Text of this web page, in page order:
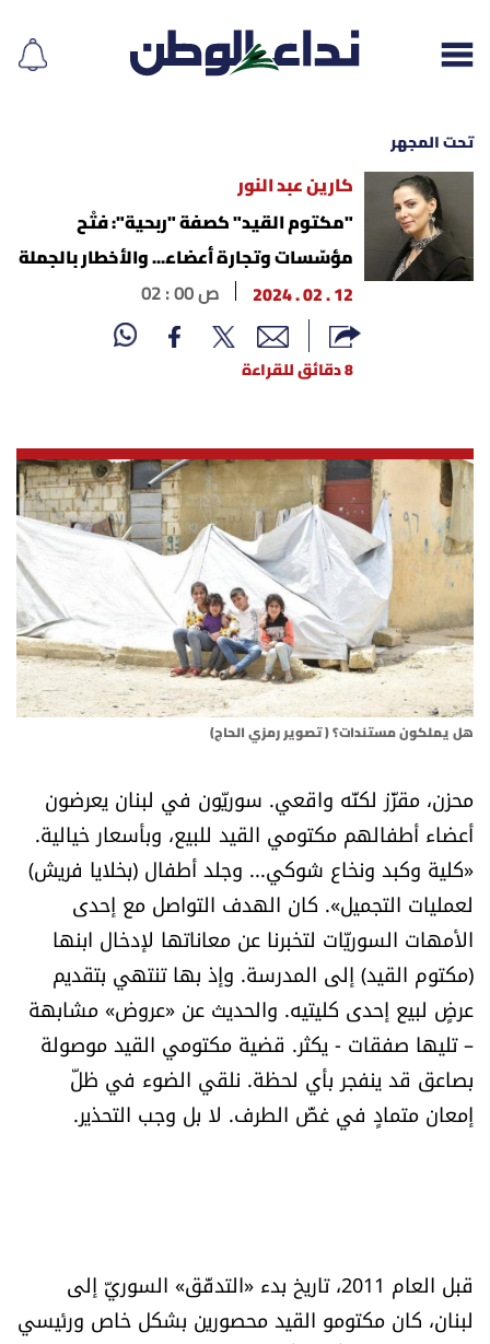
إقرأ الجريدة
لبنان
محليات
أسرار
متفرقات
نداء القرّاء
خاص الموقع
تحت المجهر
آراء
اقتصاد
العالم
الصحافة الإسرائيلية
ثقافة وفنون
كاميرا
تحت المجهر
كارين عبد النور
"مكتوم القيد" كصفة "ربحية": فتْح
مؤسّسات وتجارة أعضاء... والأخطار بالجملة
12 . 02 . 2024
02 : 00 ص
8 دقائق للقراءة
هل يملكون مستندات؟ ( تصوير رمزي الحاج)
محزن، مقزّز لكنّه واقعي. سوريّون في لبنان يعرضون
أعضاء أطفالهم مكتومي القيد للبيع، وبأسعار خيالية.
«كلية وكبد ونخاع شوكي... وجلد أطفال (بخلايا فريش)
لعمليات التجميل». كان الهدف التواصل مع إحدى
الأمهات السوريّات لتخبرنا عن معاناتها لإدخال ابنها
(مكتوم القيد) إلى المدرسة. وإذ بها تنتهي بتقديم
عرضٍ لبيع إحدى كليتيه. والحديث عن «عروض» مشابهة
– تليها صفقات - يكثر. قضية مكتومي القيد موصولة
بصاعق قد ينفجر بأي لحظة. نلقي الضوء في ظلّ
إمعان متمادٍ في غضّ الطرف. لا بل وجب التحذير.
قبل العام 2011، تاريخ بدء «التدفّق» السوريّ إلى
لبنان، كان مكتومو القيد محصورين بشكل خاص ورئيسي